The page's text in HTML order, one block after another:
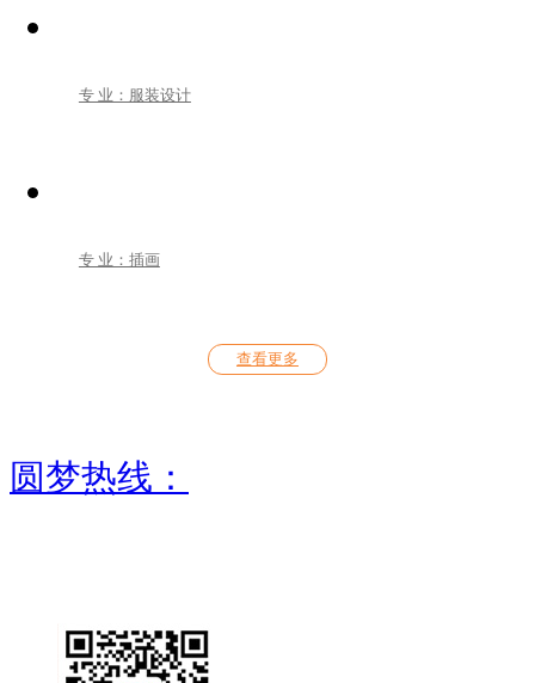
专 业：服装设计
专 业：插画
查看更多
圆梦热线：